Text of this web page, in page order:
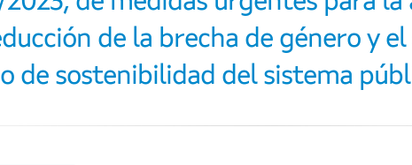
de la brecha de género y
de sostenibilidad del sistema